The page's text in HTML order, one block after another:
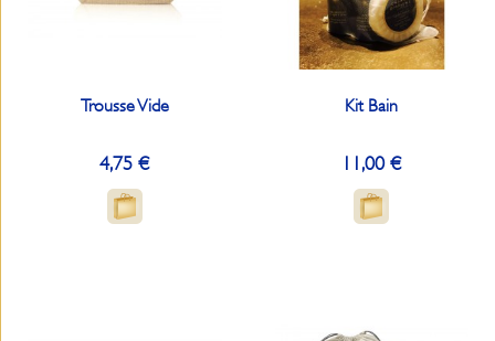
Trousse Vide
4,75 €
Kit Bain
11,00 €